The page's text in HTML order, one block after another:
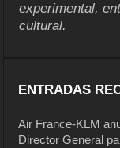
experimental,
cultural.
ENTRADAS
Air France-KLM
Director General